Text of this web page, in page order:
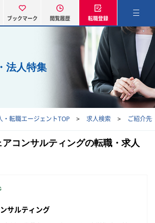
ブックマーク 閲覧履歴 転職登録
法人特集
転職エージェントTOP 求人検索 ご紹介先
コンサルティングの転職・求人
サルティング